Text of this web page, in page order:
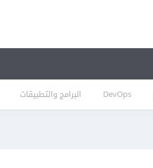
DevOps البرامج والتطبيقات